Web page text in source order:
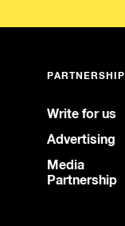
Write for us
Advertising
Media
Partnership